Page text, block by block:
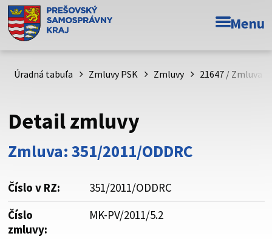
Doména psk.sk je oficiálna
Toto je oficiálna webová stránka Prešovského
psk.sk.
Buďte pozorní a vždy sa uistite, že zdieľate informácie iba
cez zabezpečenú webovú stránku. Zabezpečená stránka
vždy začína https:// pred názvom domény webového sídla.
Menu
Úradná tabuľa Zmluvy PSK Zmluvy 21647 / Zmluva
Detail zmluvy
Zmluva: 351/2011/ODDRC
Číslo v RZ:
351/2011/ODDRC
Číslo
zmluvy:
MK-PV/2011/5.2